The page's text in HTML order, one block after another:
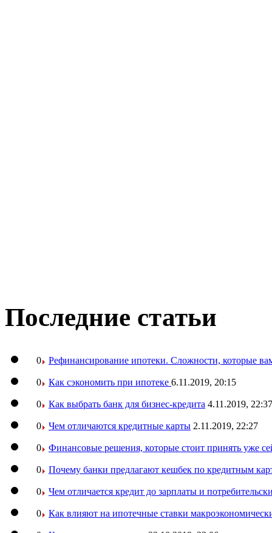
Последние статьи
0 Рефинансирование ипотеки. Сложности, которые
0 Как сэкономить при ипотеке 6.11.2019, 20:15
0 Как выбрать банк для бизнес-кредита 4.11.2019, 22:37
0 Чем отличаются кредитные карты 2.11.2019, 22:27
0 Финансовые решения, которые стоит принять уже
0 Почему банки предлагают кешбек по кредитным
0 Чем отличается кредит до зарплаты и
0 Как влияют на ипотечные ставки